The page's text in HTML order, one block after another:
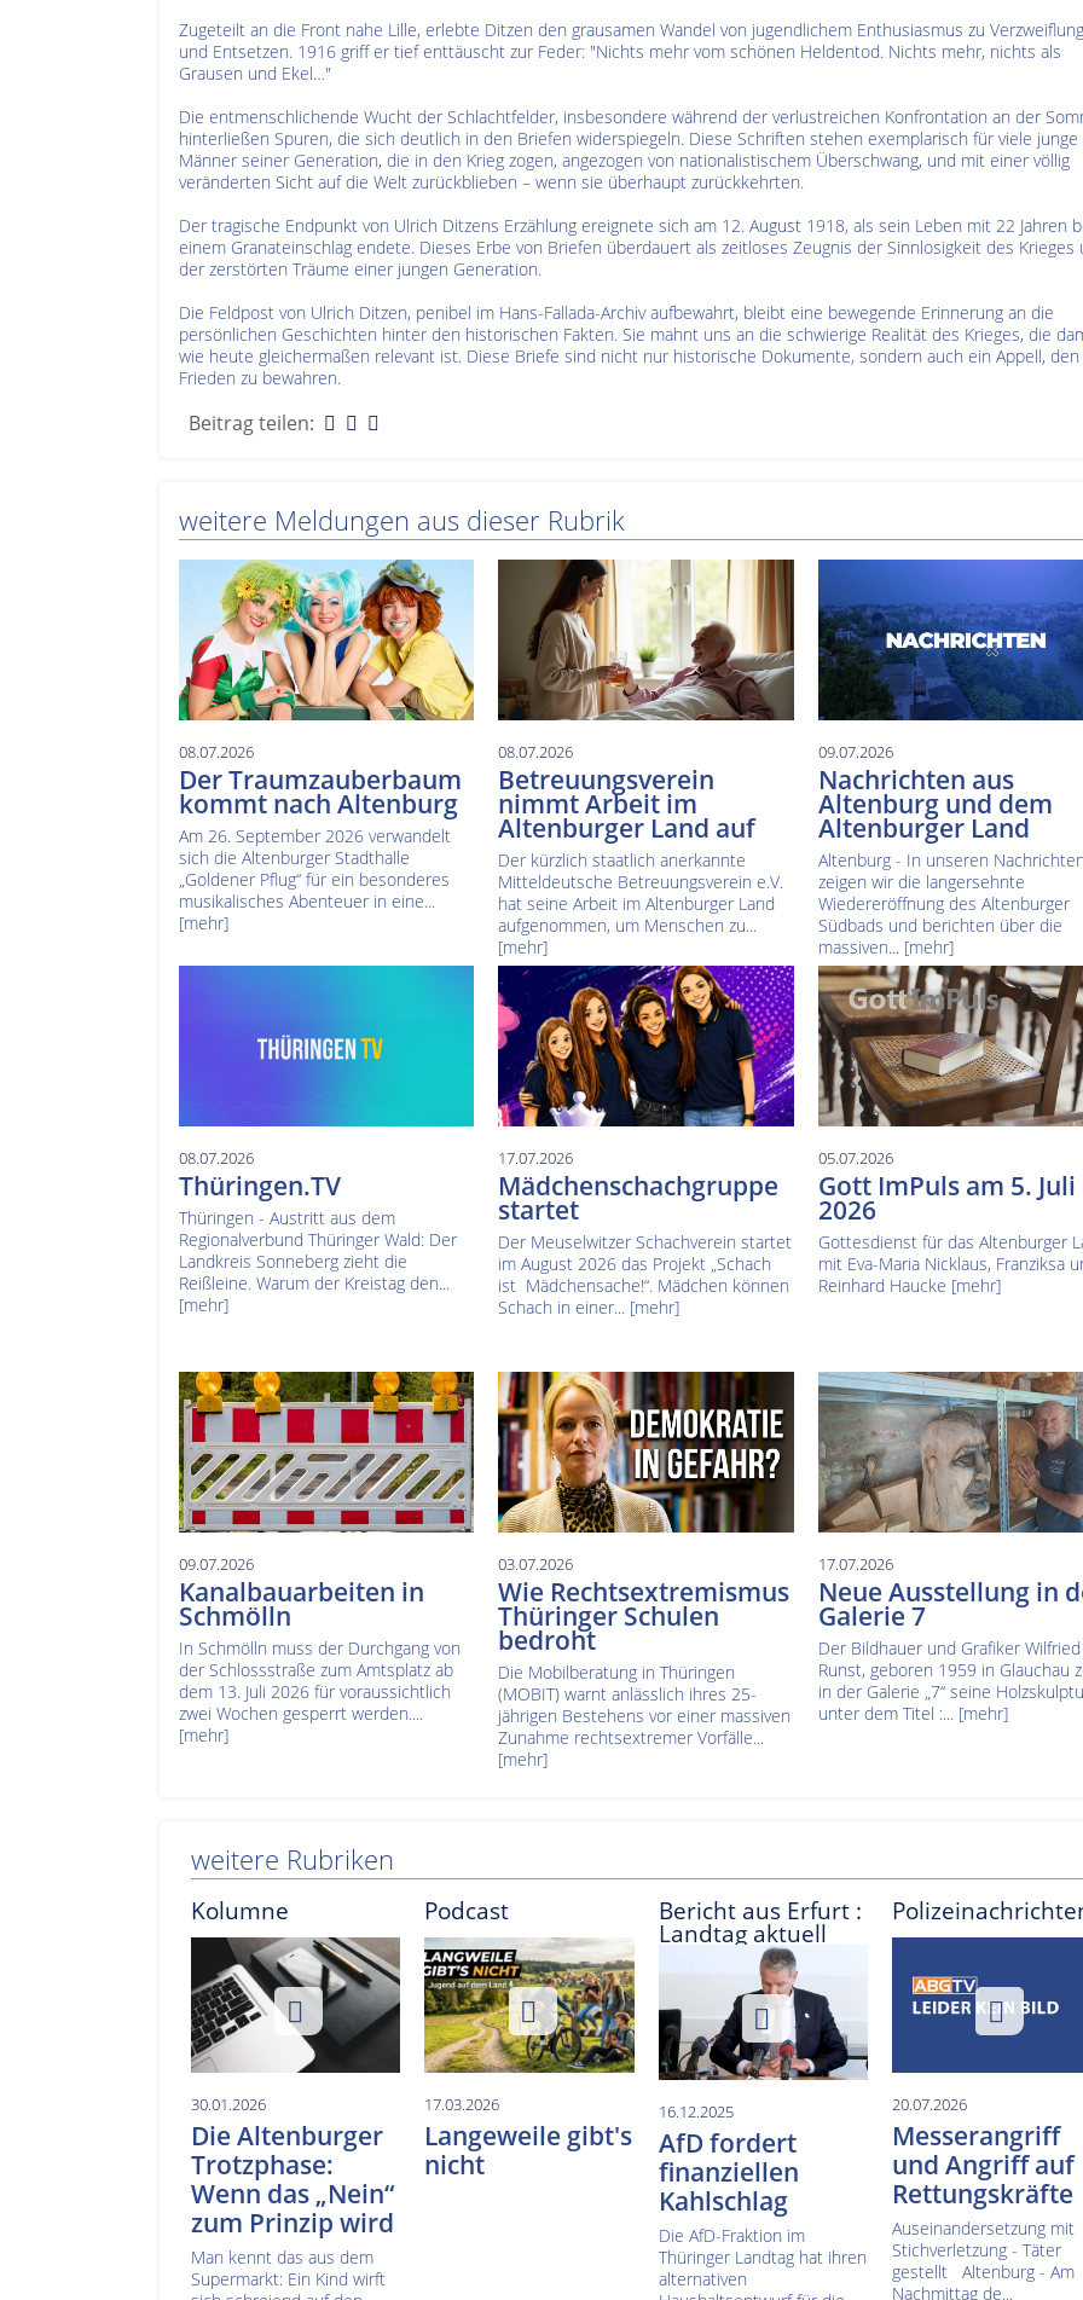
Zugeteilt an die Front nahe Lille, erlebte Ditzen den grausamen Wandel von jugendlichem Enthusiasmus zu Verzweiflung
und Entsetzen. 1916 griff er tief enttäuscht zur Feder: "Nichts mehr vom schönen Heldentod. Nichts mehr, nichts als
Grausen und Ekel…"
Die entmenschlichende Wucht der Schlachtfelder, insbesondere während der verlustreichen Konfrontation an der
hinterließen Spuren, die sich deutlich in den Briefen widerspiegeln. Diese Schriften stehen exemplarisch für viele junge
Männer seiner Generation, die in den Krieg zogen, angezogen von nationalistischem Überschwang, und mit einer völlig
veränderten Sicht auf die Welt zurückblieben – wenn sie überhaupt zurückkehrten.
Der tragische Endpunkt von Ulrich Ditzens Erzählung ereignete sich am 12. August 1918, als sein Leben mit 22 Jahren
einem Granateinschlag endete. Dieses Erbe von Briefen überdauert als zeitloses Zeugnis der Sinnlosigkeit des Krieges
der zerstörten Träume einer jungen Generation.
Die Feldpost von Ulrich Ditzen, penibel im Hans-Fallada-Archiv aufbewahrt, bleibt eine bewegende Erinnerung an die
persönlichen Geschichten hinter den historischen Fakten. Sie mahnt uns an die schwierige Realität des Krieges, die
wie heute gleichermaßen relevant ist. Diese Briefe sind nicht nur historische Dokumente, sondern auch ein Appell, den
Frieden zu bewahren.
Beitrag teilen:
weitere Meldungen aus dieser Rubrik
08.07.2026
Der Traumzauberbaum
kommt nach Altenburg
Am 26. September 2026 verwandelt
sich die Altenburger Stadthalle
„Goldener Pflug“ für ein besonderes
musikalisches Abenteuer in eine...
[mehr]
08.07.2026
Betreuungsverein
nimmt Arbeit im
Altenburger Land auf
Der kürzlich staatlich anerkannte
Mitteldeutsche Betreuungsverein e.V.
hat seine Arbeit im Altenburger Land
aufgenommen, um Menschen zu...
[mehr]
09.07.2026
Nachrichten aus
Altenburg und dem
Altenburger Land
Altenburg - In unseren
zeigen wir die langersehnte
Wiedereröffnung des Altenburger
Südbads und berichten über die
massiven... [mehr]
08.07.2026
Thüringen.TV
Thüringen - Austritt aus dem
Regionalverbund Thüringer Wald: Der
Landkreis Sonneberg zieht die
Reißleine. Warum der Kreistag den...
[mehr]
17.07.2026
Mädchenschachgruppe
startet
Der Meuselwitzer Schachverein startet
im August 2026 das Projekt „Schach
ist Mädchensache!“. Mädchen können
Schach in einer... [mehr]
05.07.2026
Gott ImPuls am 5. Juli
2026
Gottesdienst für das Altenburger
mit Eva-Maria Nicklaus, Franziksa
Reinhard Haucke [mehr]
09.07.2026
Kanalbauarbeiten in
Schmölln
In Schmölln muss der Durchgang von
der Schlossstraße zum Amtsplatz ab
dem 13. Juli 2026 für voraussichtlich
zwei Wochen gesperrt werden....
[mehr]
03.07.2026
Wie Rechtsextremismus
Thüringer Schulen
bedroht
Die Mobilberatung in Thüringen
(MOBIT) warnt anlässlich ihres 25-
jährigen Bestehens vor einer massiven
Zunahme rechtsextremer Vorfälle...
[mehr]
17.07.2026
Neue Ausstellung in
Galerie 7
Der Bildhauer und Grafiker Wilfried
Runst, geboren 1959 in Glauchau
in der Galerie „7“ seine
unter dem Titel :... [mehr]
weitere Rubriken
Kolumne
30.01.2026
Die Altenburger
Trotzphase:
Wenn das „Nein“
zum Prinzip wird
Man kennt das aus dem
Supermarkt: Ein Kind wirft
Podcast
17.03.2026
Langeweile gibt's
nicht
Bericht aus Erfurt :
Landtag aktuell
16.12.2025
AfD fordert
finanziellen
Kahlschlag
Die AfD-Fraktion im
Thüringer Landtag hat ihren
alternativen
20.07.2026
Messerangriff
und Angriff auf
Rettungskräfte
Auseinandersetzung mit
Stichverletzung - Täter
gestellt Altenburg - Am
Nachmittag de...